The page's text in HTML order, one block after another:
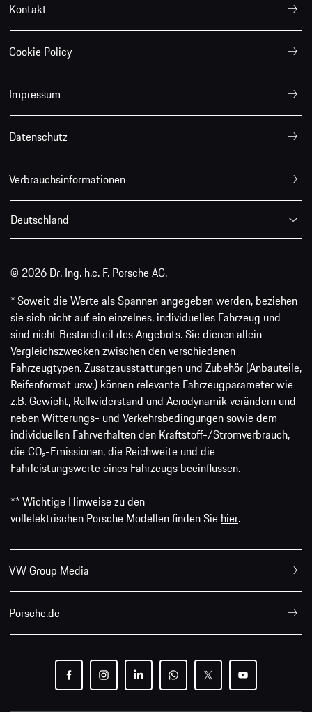
Kontakt
Cookie Policy
Impressum
Datenschutz
Verbrauchsinformationen
Deutschland
© 2026 Dr. Ing. h.c. F. Porsche AG.
* Soweit die Werte als Spannen angegeben werden, beziehen
sie sich nicht auf ein einzelnes, individuelles Fahrzeug und
sind nicht Bestandteil des Angebots. Sie dienen allein
Vergleichszwecken zwischen den verschiedenen
Fahrzeugtypen. Zusatzausstattungen und Zubehör (Anbauteile,
Reifenformat usw.) können relevante Fahrzeugparameter wie
z.B. Gewicht, Rollwiderstand und Aerodynamik verändern und
neben Witterungs- und Verkehrsbedingungen sowie dem
individuellen Fahrverhalten den Kraftstoff-/Stromverbrauch,
die CO₂-Emissionen, die Reichweite und die
Fahrleistungswerte eines Fahrzeugs beeinflussen.
** Wichtige Hinweise zu den
vollelektrischen Porsche Modellen finden Sie hier.
VW Group Media
Porsche.de